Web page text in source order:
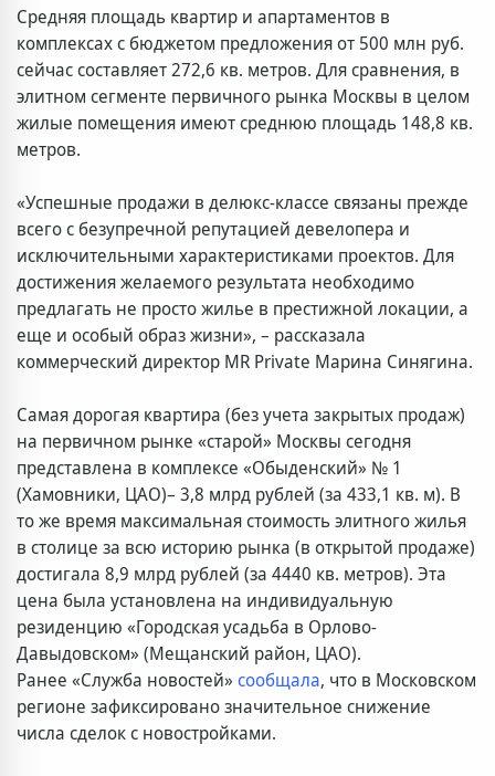
Средняя площадь квартир и апартаментов в
комплексах с бюджетом предложения от 500 млн руб.
сейчас составляет 272,6 кв. метров. Для сравнения, в
элитном сегменте первичного рынка Москвы в целом
жилые помещения имеют среднюю площадь 148,8 кв.
метров.
«Успешные продажи в делюкс-классе связаны прежде
всего с безупречной репутацией девелопера и
исключительными характеристиками проектов. Для
достижения желаемого результата необходимо
предлагать не просто жилье в престижной локации, а
еще и особый образ жизни», – рассказала
коммерческий директор MR Private Марина Синягина.
Самая дорогая квартира (без учета закрытых продаж)
на первичном рынке «старой» Москвы сегодня
представлена в комплексе «Обыденский» № 1
(Хамовники, ЦАО)– 3,8 млрд рублей (за 433,1 кв. м). В
то же время максимальная стоимость элитного жилья
в столице за всю историю рынка (в открытой продаже)
достигала 8,9 млрд рублей (за 4440 кв. метров). Эта
цена была установлена на индивидуальную
резиденцию «Городская усадьба в Орлово-
Давыдовском» (Мещанский район, ЦАО).
Ранее «Служба новостей» сообщала, что в Московском
регионе зафиксировано значительное снижение
числа сделок с новостройками.